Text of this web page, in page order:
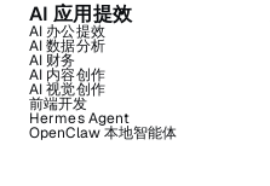
AI 应用提效
AI 办公提效
AI 数据分析
AI 财务
AI 内容创作
AI 视觉创作
前端开发
Hermes Agent
OpenClaw 本地智能体